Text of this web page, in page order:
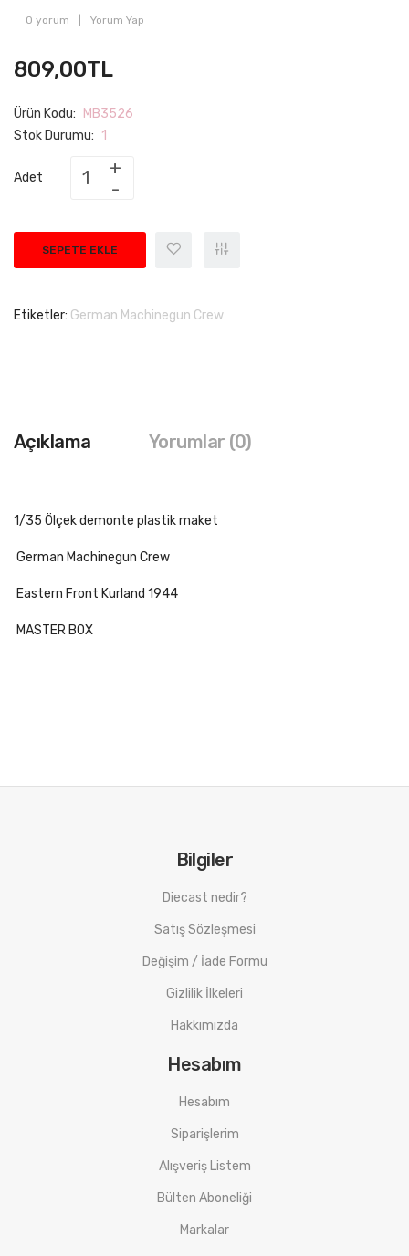
0 yorum Yorum Yap
809,00TL
Ürün Kodu:
MB3526
Stok Durumu: 1
Adet
SEPETE EKLE
Etiketler: German Machinegun Crew
Açıklama Yorumlar (0)
1/35 Ölçek demonte plastik maket
German Machinegun Crew
Eastern Front Kurland 1944
MASTER BOX
Bilgiler
Diecast nedir?
Satış Sözleşmesi
Değişim / İade Formu
Gizlilik İlkeleri
Hakkımızda
Hesabım
Hesabım
Siparişlerim
Alışveriş Listem
Bülten Aboneliği
Markalar